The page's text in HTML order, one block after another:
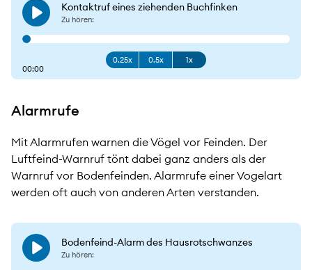
Play
Kontaktruf eines ziehenden Buchfinken
Zu hören:
00:00
0.25x 0.5x 1x
Alarmrufe
Mit Alarmrufen warnen die Vögel vor Feinden. Der
Luftfeind-Warnruf tönt dabei ganz anders als der
Warnruf vor Bodenfeinden. Alarmrufe einer Vogelart
werden oft auch von anderen Arten verstanden.
Play
Bodenfeind-Alarm des Hausrotschwanzes
Zu hören: